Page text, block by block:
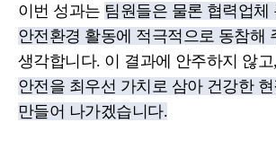
이번 성과는 팀원들은 물론 협력업체
안전환경 활동에 적극적으로 동참해
생각합니다. 이 결과에 안주하지 않고
안전을 최우선 가치로 삼아 건강한
만들어 나가겠습니다.